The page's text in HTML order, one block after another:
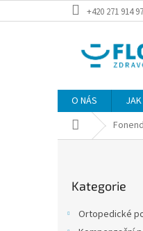
na
+420 271 914
O NÁS
Domů
kategorie
Kategorie
Ortopedické